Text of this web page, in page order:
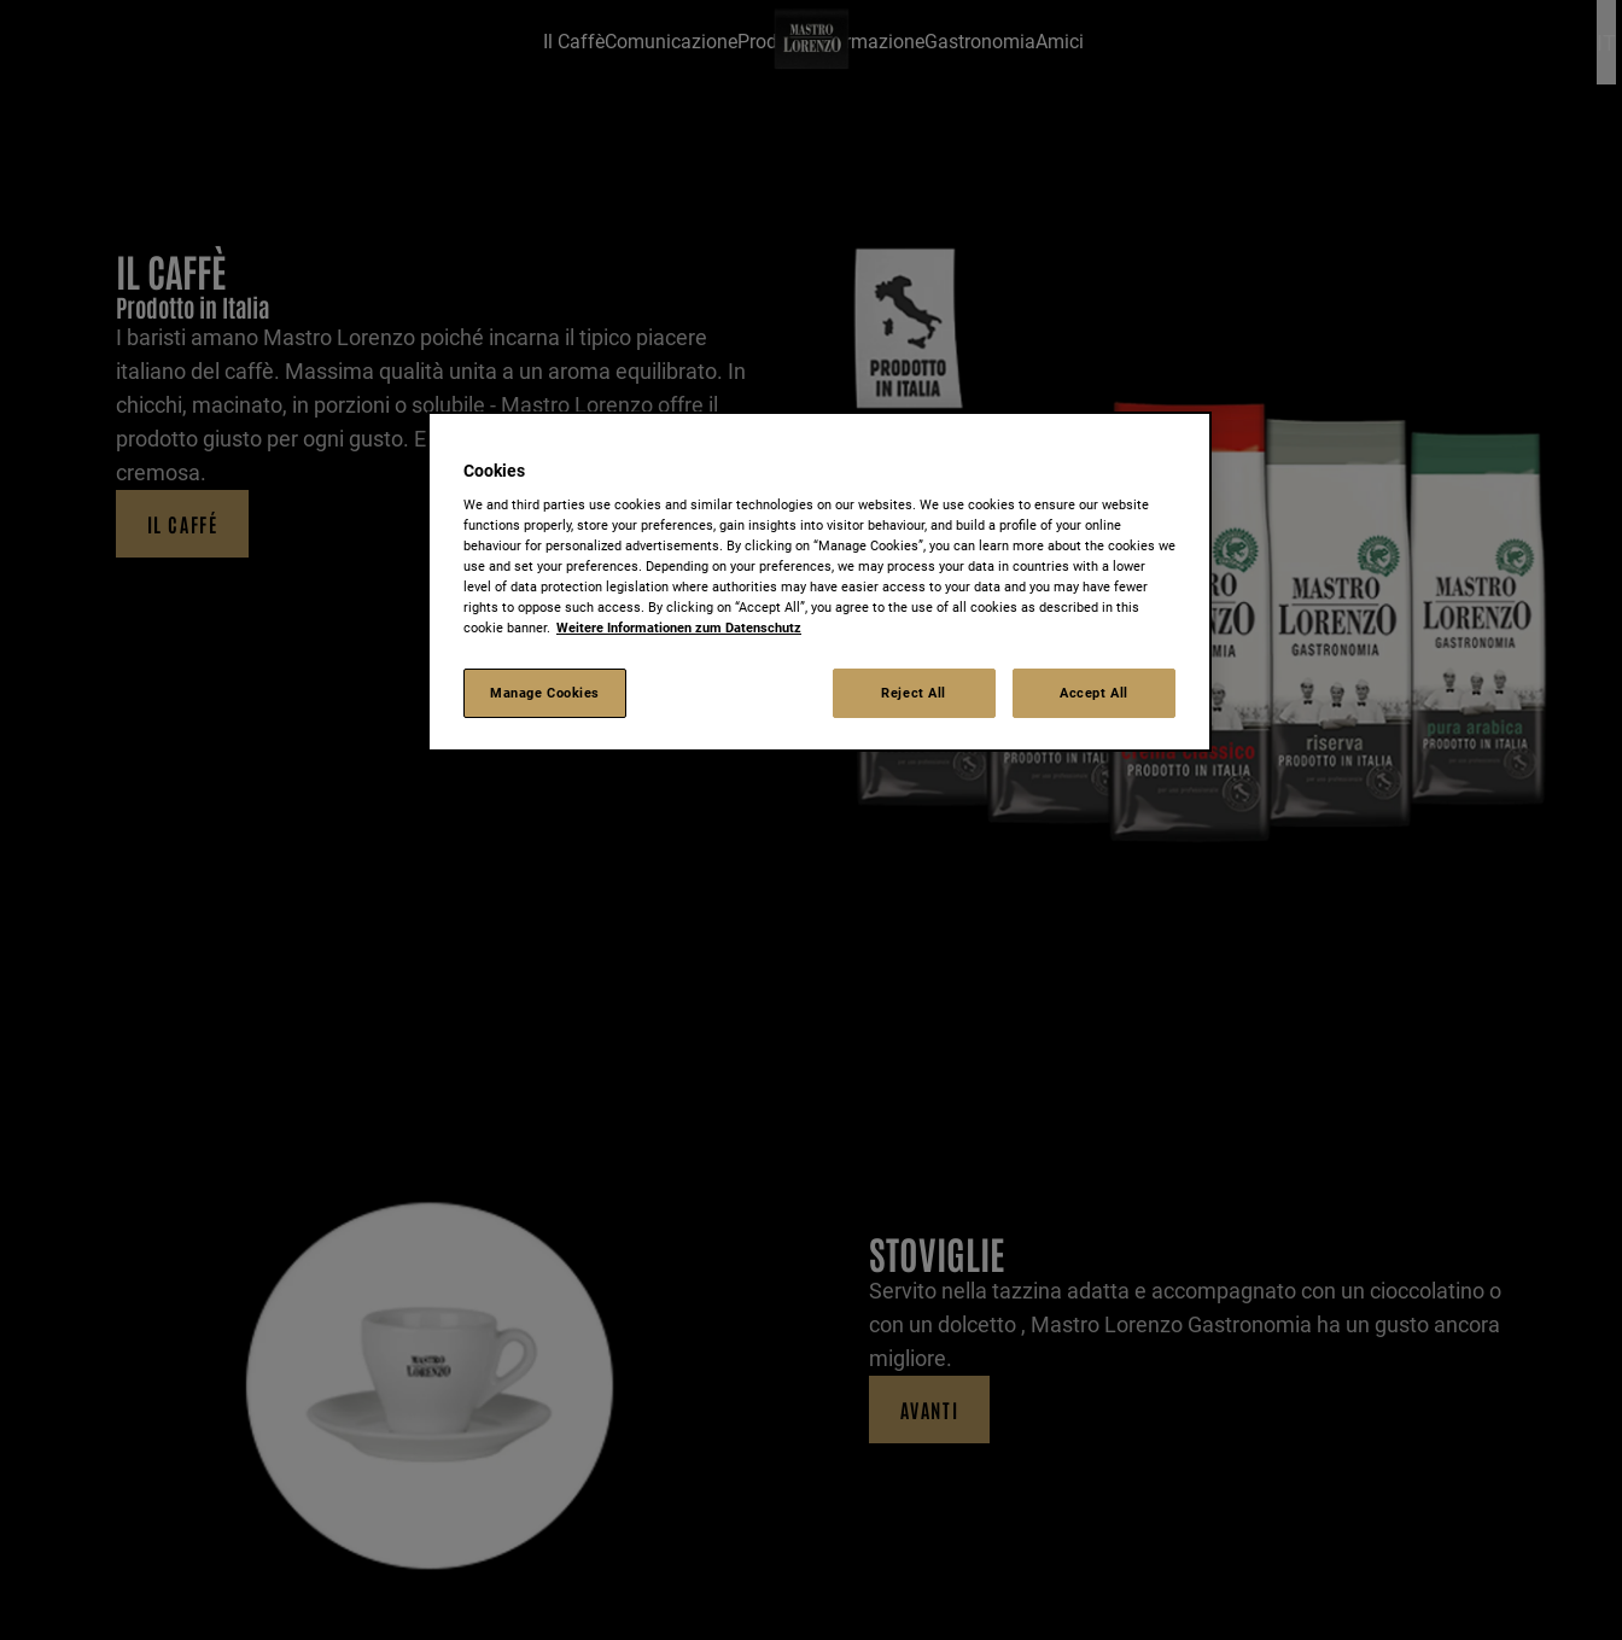
Il CaffèComunicazioneProdottoInformazioneGastronomiaAmici
IL CAFFÈ
Prodotto in Italia
I baristi amano Mastro Lorenzo poiché incarna il tipico piacere
italiano del caffè. Massima qualità unita a un aroma equilibrato. In
chicchi, macinato, in porzioni o solubile - Mastro Lorenzo offre il
prodotto giusto per ogni gusto. E sempre con la tipica schiumetta
cremosa.
IL CAFFÉ
STOVIGLIE
Servito nella tazzina adatta e accompagnato con un cioccolatino o
con un dolcetto , Mastro Lorenzo Gastronomia ha un gusto ancora
migliore.
AVANTI
Cookies
We and third parties use cookies and similar technologies on our websites. We use cookies to ensure our website
functions properly, store your preferences, gain insights into visitor behaviour, and build a profile of your online
behaviour for personalized advertisements. By clicking on “Manage Cookies”, you can learn more about the cookies we
use and set your preferences. Depending on your preferences, we may process your data in countries with a lower
level of data protection legislation where authorities may have easier access to your data and you may have fewer
rights to oppose such access. By clicking on “Accept All”, you agree to the use of all cookies as described in this
cookie banner. Weitere Informationen zum Datenschutz
Manage Cookies Reject All Accept All